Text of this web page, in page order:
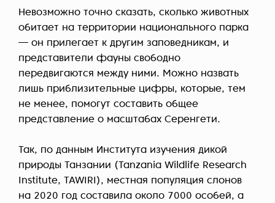
Невозможно точно сказать, сколько животных
обитает на территории национального парка
— он прилегает к другим заповедникам, и
представители фауны свободно
передвигаются между ними. Можно назвать
лишь приблизительные цифры, которые, тем
не менее, помогут составить общее
представление о масштабах Серенгети.
Так, по данным Института изучения дикой
природы Танзании (Tanzania Wildlife Research
Institute, TAWIRI), местная популяция слонов
на 2020 год составила около 7000 особей, а